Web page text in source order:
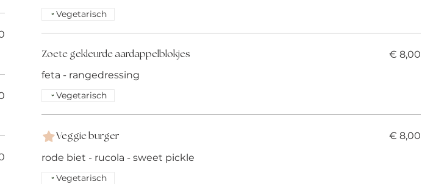
Vegetarisch
Zoete gekleurde aardappelblokjes
feta - rangedressing
€ 8,00
Vegetarisch
Veggie burger
rode biet - rucola - sweet pickle
€ 8,00
Vegetarisch